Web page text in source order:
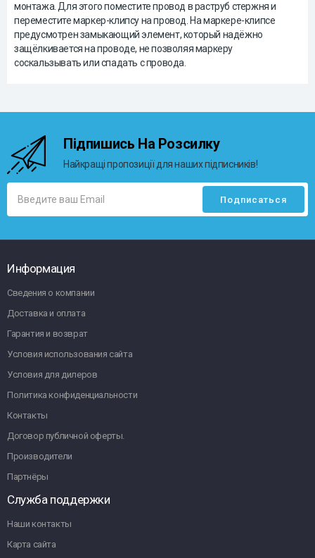
монтажа. Для этого поместите провод в раструб стержня и
переместите маркер-клипсу на провод. На маркере-клипсе
предусмотрен замыкающий элемент, который надёжно
защёлкивается на проводе, не позволяя маркеру
соскальзывать или спадать с провода.
Підпишись На Розсилку
Найкращі пропозиції для наших підписників!
Информация
Сведения о компании
Доставка и оплата
Гарантия и возврат
Условия использования сайта
Условия для дилеров
Политика конфиденциальности
Контакты
Договор публичной оферты.
Производители
Партнёры
Служба поддержки
Наши контакты
Карта сайта